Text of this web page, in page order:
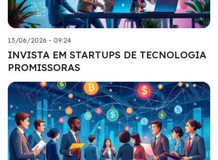
13/06/2026 - 09:24
INVISTA EM STARTUPS DE TECNOLOGIA
PROMISSORAS